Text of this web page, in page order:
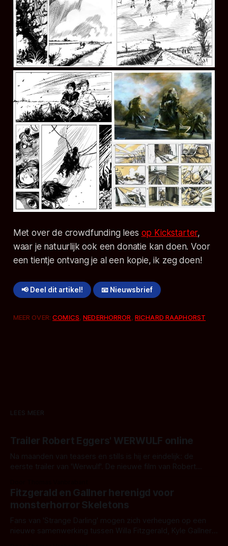
Met over de crowdfunding lees op Kickstarter,
waar je natuurlijk ook een donatie kan doen. Voor
een tientje ontvang je al een kopie, ik zeg doen!
📢 Deel dit artikel! 📧 Nieuwsbrief
MEER OVER:COMICS,NEDERHORROR, RICHARD RAAPHORST
LEES MEER
Trailer Robert Eggers' WERWULF online
Na maanden van teasers en stills is hij er eindelijk: de
eerste trailer van 'Werwulf'. De nieuwe film van Robert
kille stijl vol folklore en mythe. Het topic deze keer is (kon
het het al raden?)... de weerwolf. Kijk je mee?
Fitzgerald en Gallner herenigd voor
monsterhorror Skeletons
Fans van 'Strange Darling' mogen zich verheugen op een
nieuwe samenwerking tussen Willa Fitzgerald, Kyle Gallner